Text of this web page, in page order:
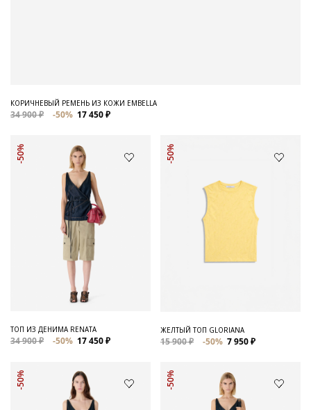
КОРИЧНЕВЫЙ РЕМЕНЬ ИЗ КОЖИ EMBELLA
34 900 ₽ -50% 17 450 ₽
-50%
ТОП ИЗ ДЕНИМА RENATA
34 900 ₽ -50% 17 450 ₽
-50%
ЖЕЛТЫЙ ТОП GLORIANA
15 900 ₽ -50% 7 950 ₽
-50% -50%